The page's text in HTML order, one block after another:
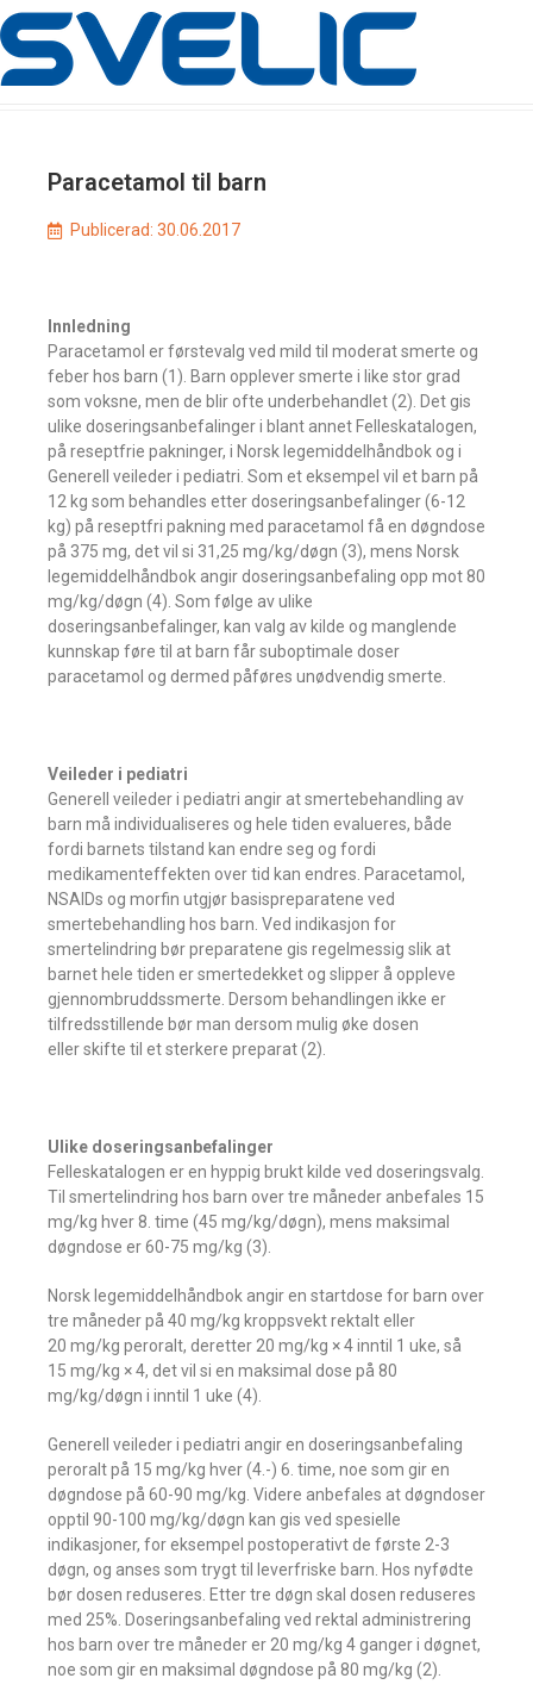
Paracetamol til barn
Publicerad: 30.06.2017
Innledning
Paracetamol er førstevalg ved mild til moderat smerte og
feber hos barn (1). Barn opplever smerte i like stor grad
som voksne, men de blir ofte underbehandlet (2). Det gis
ulike doseringsanbefalinger i blant annet Felleskatalogen,
på reseptfrie pakninger, i Norsk legemiddelhåndbok og i
Generell veileder i pediatri. Som et eksempel vil et barn på
12 kg som behandles etter doseringsanbefalinger (6-12
kg) på reseptfri pakning med paracetamol få en døgndose
på 375 mg, det vil si 31,25 mg/kg/døgn (3), mens Norsk
legemiddelhåndbok angir doseringsanbefaling opp mot 80
mg/kg/døgn (4). Som følge av ulike
doseringsanbefalinger, kan valg av kilde og manglende
kunnskap føre til at barn får suboptimale doser
paracetamol og dermed påføres unødvendig smerte.
Veileder i pediatri
Generell veileder i pediatri angir at smertebehandling av
barn må individualiseres og hele tiden evalueres, både
fordi barnets tilstand kan endre seg og fordi
medikamenteffekten over tid kan endres. Paracetamol,
NSAIDs og morfin utgjør basispreparatene ved
smertebehandling hos barn. Ved indikasjon for
smertelindring bør preparatene gis regelmessig slik at
barnet hele tiden er smertedekket og slipper å oppleve
gjennombruddssmerte. Dersom behandlingen ikke er
tilfredsstillende bør man dersom mulig øke dosen
eller skifte til et sterkere preparat (2).
Ulike doseringsanbefalinger
Felleskatalogen er en hyppig brukt kilde ved doseringsvalg.
Til smertelindring hos barn over tre måneder anbefales 15
mg/kg hver 8. time (45 mg/kg/døgn), mens maksimal
døgndose er 60-75 mg/kg (3).
Norsk legemiddelhåndbok angir en startdose for barn over
tre måneder på 40 mg/kg kroppsvekt rektalt eller
20 mg/kg peroralt, deretter 20 mg/kg × 4 inntil 1 uke, så
15 mg/kg × 4, det vil si en maksimal dose på 80
mg/kg/døgn i inntil 1 uke (4).
Generell veileder i pediatri angir en doseringsanbefaling
peroralt på 15 mg/kg hver (4.-) 6. time, noe som gir en
døgndose på 60-90 mg/kg. Videre anbefales at døgndoser
opptil 90-100 mg/kg/døgn kan gis ved spesielle
indikasjoner, for eksempel postoperativt de første 2-3
døgn, og anses som trygt til leverfriske barn. Hos nyfødte
bør dosen reduseres. Etter tre døgn skal dosen reduseres
med 25%. Doseringsanbefaling ved rektal administrering
hos barn over tre måneder er 20 mg/kg 4 ganger i døgnet,
noe som gir en maksimal døgndose på 80 mg/kg (2).